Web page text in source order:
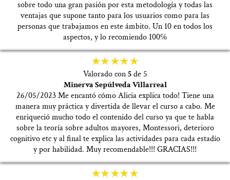
sobre todo una gran pasión por esta metodología y todas las
ventajas que supone tanto para los usuarios como para las
personas que trabajamos en este ámbito. Un 10 en todos los
aspectos, y lo recomiendo 100℅
Valorado con5de 5
Minerva Sepúlveda Villarreal
26/05/2023 Me encantó cómo Alicia explica todo! Tiene una
manera muy práctica y divertida de llevar el curso a cabo. Me
enriqueció mucho todo el contenido del curso ya que te habla
sobre la teoría sobre adultos mayores, Montessori, deterioro
cognitivo etc y al final te explica las actividades para cada estadío
y por habilidad. Muy recomendable!!! GRACIAS!!!